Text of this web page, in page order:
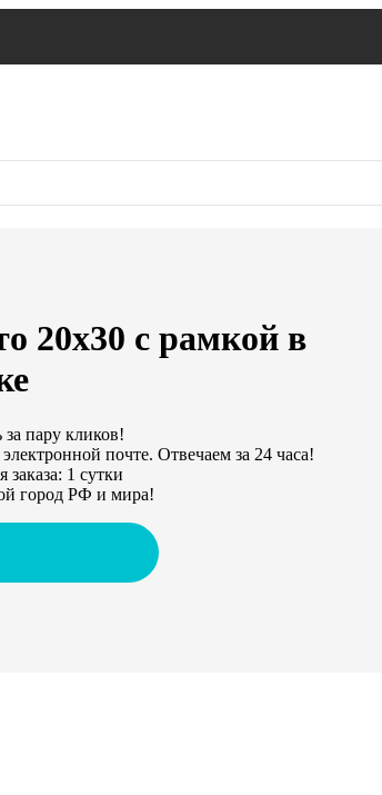
20х30 с рамкой в
пару кликов!
почте. Отвечаем за 24 часа!
1 сутки
город РФ и мира!